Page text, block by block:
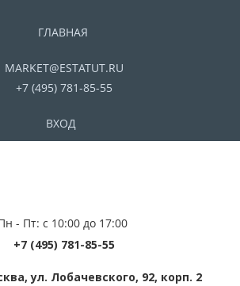
ГЛАВНАЯ
MARKET@ESTATUT.RU
+7 (495) 781-85-55
ВХОД
- Пт: с 10:00 до 17:00
+7 (495) 781-85-55
ул. Лобачевского, 92, корп. 2